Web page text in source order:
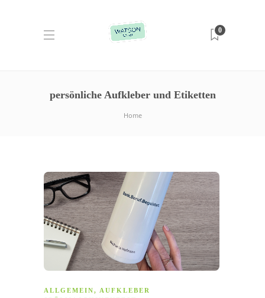
0
persönliche Aufkleber und Etiketten
Home
ALLGEMEIN, AUFKLEBER